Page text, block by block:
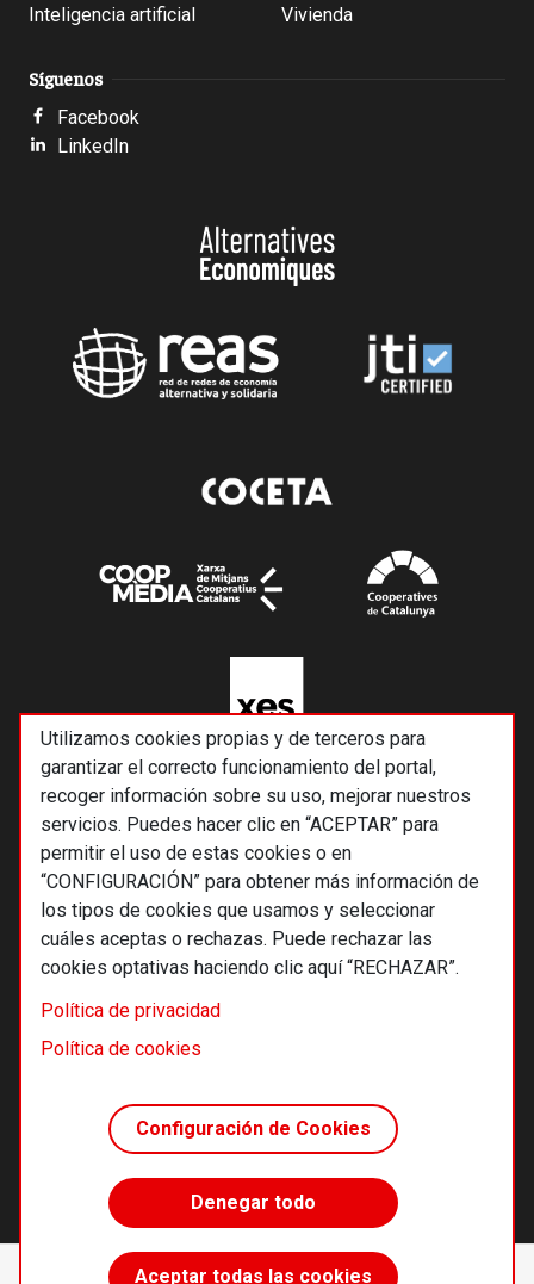
Utilizamos cookies propias y de terceros para
garantizar el correcto funcionamiento del portal,
recoger información sobre su uso, mejorar nuestros
servicios. Puedes hacer clic en “ACEPTAR” para
permitir el uso de estas cookies o en
“CONFIGURACIÓN” para obtener más información de
los tipos de cookies que usamos y seleccionar
cuáles aceptas o rechazas. Puede rechazar las
cookies optativas haciendo clic aquí “RECHAZAR”.
Política de privacidad
Política de cookies
Configuración de Cookies
Denegar todo
Aceptar todas las cookies
Accede sin límites
Inteligencia artificial
Vivienda
Síguenos
Facebook
LinkedIn
© 2026 Alternativas económicas SCCL
Footer
Términos y condiciones de uso
Política de cookies
Principios editoriales